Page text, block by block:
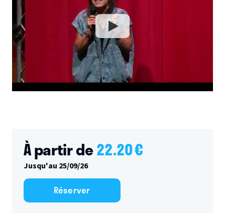
À partir de22.20€
Jusqu'au 25/09/26
Réserver